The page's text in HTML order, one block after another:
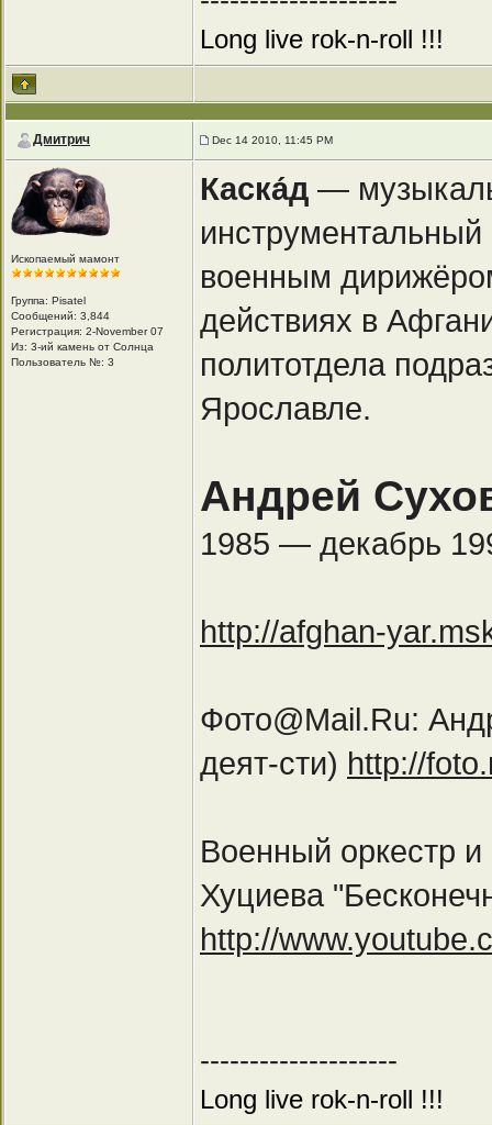
Long live rok-n-roll !!!
Дмитрич Dec 14 2010, 11:45 PM
Ископаемый мамонт
Группа: Pisatel
Сообщений: 3,844
Регистрация: 2-November 07
Из: 3-ий камень от Солнца
Пользователь №: 3
Каска́д —
инструментальный
военным
действиях в
политотдела
Ярославле.
Андрей
1985 — декабрь
http://afghan-
Фото@Mail.Ru:
деят-сти) http://
Военный оркестр
Хуциева
http://
--------------------
Long live rok-n-roll !!!